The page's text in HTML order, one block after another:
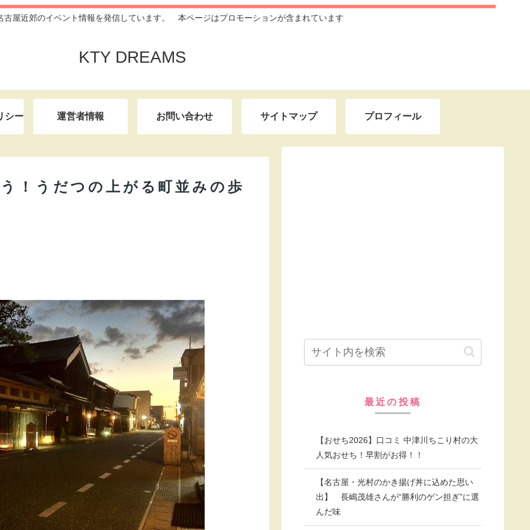
古屋近郊のイベント情報を発信しています。 本ページはプロモーションが含まれています
KTY DREAMS
シー 運営者情報 お問い合わせ サイトマップ プロフィール
！うだつの上がる町並みの歩
最近の投稿
【おせち2026】口コミ 中津川ちこり村の大
人気おせち！早割がお得！！
【名古屋・光村のかき揚げ丼に込めた思い
出】 長嶋茂雄さんが“勝利のゲン担ぎ”に選
んだ味